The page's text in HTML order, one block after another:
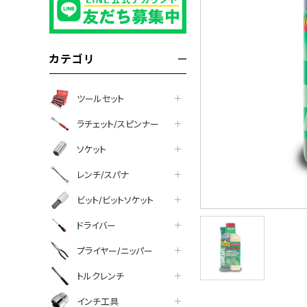
カテゴリ
ツールセット
ラチェット/スピンナー
ソケット
レンチ/スパナ
ビット/ビットソケット
ドライバー
プライヤー/ニッパー
トルクレンチ
インチ工具